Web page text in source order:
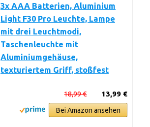
3x AAA Batterien, Aluminium
Light F30 Pro Leuchte, Lampe
mit drei Leuchtmodi,
Taschenleuchte mit
Aluminiumgehäuse,
texturiertem Griff, stoßfest
13,99 €
18,99 €
Bei Amazon ansehen